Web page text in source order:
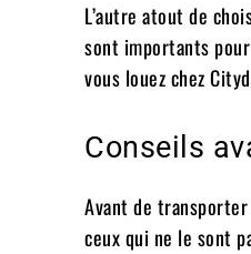
L’autre atout de
sont importants
vous louez chez
Conseils
Avant de
ceux qui ne le sont